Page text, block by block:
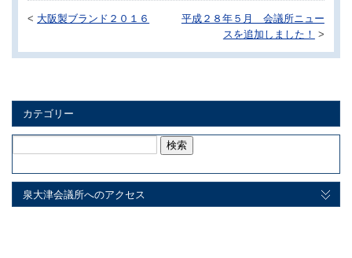
< 大阪製ブランド２０１６
平成２８年５月 会議所ニュー
スを追加しました！
>
カテゴリー
泉大津会議所へのアクセス